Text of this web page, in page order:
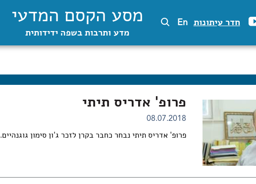
חדר עיתונות En מסע הקסם המדעי
מדע ותרבות בשפה ידידותית
פרופ' אדריס תיתי
08.07.2018
פרופ' אדריס תיתי נבחר כחבר בקרן לזכר ג'ון סימון גוגנהיים.